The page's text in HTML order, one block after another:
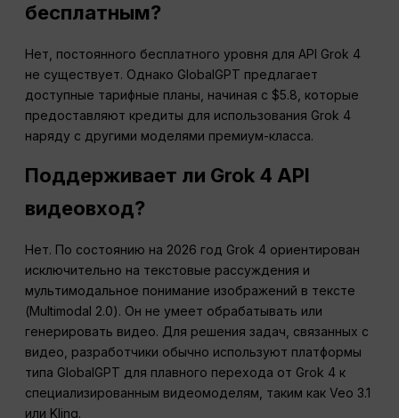
бесплатным?
Нет, постоянного бесплатного уровня для API Grok 4
не существует. Однако GlobalGPT предлагает
доступные тарифные планы, начиная с $5.8, которые
предоставляют кредиты для использования Grok 4
наряду с другими моделями премиум-класса.
Поддерживает ли Grok 4 API
видеовход?
Нет. По состоянию на 2026 год Grok 4 ориентирован
исключительно на текстовые рассуждения и
мультимодальное понимание изображений в тексте
(Multimodal 2.0). Он не умеет обрабатывать или
генерировать видео. Для решения задач, связанных с
видео, разработчики обычно используют платформы
типа GlobalGPT для плавного перехода от Grok 4 к
специализированным видеомоделям, таким как Veo 3.1
или Kling.